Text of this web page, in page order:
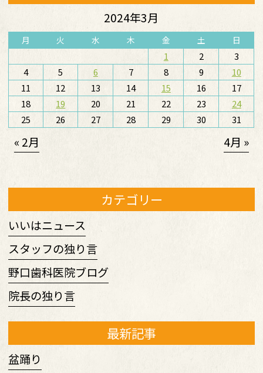
2024年3月
月 火 水 木 金 土 日
1 2
3
4
5 6 7 8 9
10
11
12 13 14 15 16
17
18
19 20 21 22 23
24
25
26 27 28 29 30 31
« 2月 4月 »
カテゴリー
いいはニュース
スタッフの独り言
野口歯科医院ブログ
院長の独り言
最新記事
盆踊り